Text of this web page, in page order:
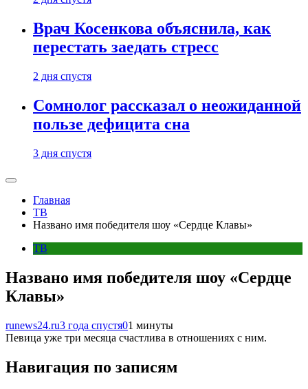
Врач Косенкова объяснила, как
перестать заедать стресс
2 дня спустя
Сомнолог рассказал о неожиданной
пользе дефицита сна
3 дня спустя
Главная
ТВ
Названо имя победителя шоу «Сердце Клавы»
ТВ
Названо имя победителя шоу «Сердце
Клавы»
runews24.ru3 года спустя01 минуты
Певица уже три месяца счастлива в отношениях с ним.
Навигация по записям